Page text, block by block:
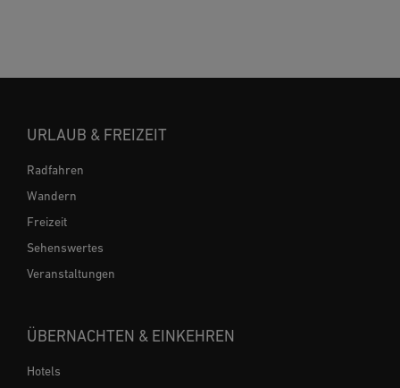
URLAUB & FREIZEIT
Radfahren
Wandern
Freizeit
Sehenswertes
Veranstaltungen
ÜBERNACHTEN & EINKEHREN
Hotels